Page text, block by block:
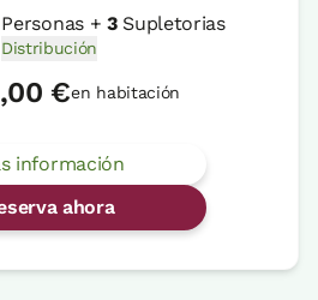
Personas + 3Supletorias
Distribución
€en habitación
información
ahora